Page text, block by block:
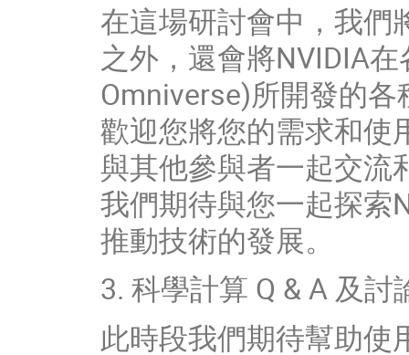
在這場研討會中，我們
之外，還會將NVIDIA
Omniverse)所開發的
歡迎您將您的需求和使
與其他參與者一起交流
我們期待與您一起探索
推動技術的發展。
3. 科學計算 Q & A 及討
此時段我們期待幫助使